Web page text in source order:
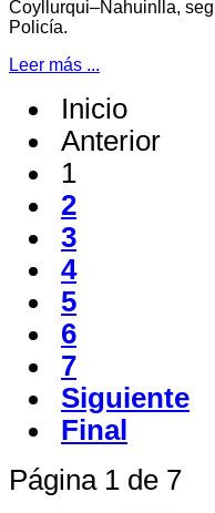
Coyllurqui–Ñahuinlla,
Policía.
Leer más ...
Inicio
Anterior
1
2
3
4
5
6
7
Siguiente
Final
Página 1 de 7